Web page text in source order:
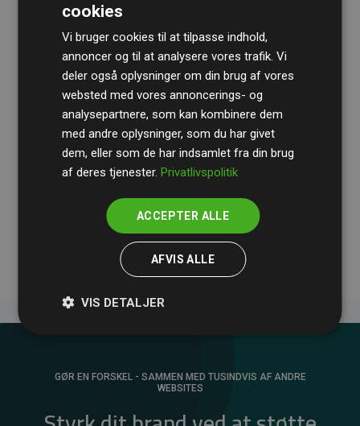
RevisionshusetBDOgennemgår løbende vores
beregninger og metode for at sikre gennemsigtighed
og pålidelighed.
Deres revision dokumenterer, at vores investeringer i
medlemmernes websites estimerede CO₂-
GØR EN FORSKEL - SAMMEN MED TUSINDVIS AF ANDRE
WEBSITES
cookies
Vi bruger cookies til at tilpasse indhold,
annoncer og til at analysere vores trafik. Vi
deler også oplysninger om din brug af vores
websted med vores annoncerings- og
analysepartnere, som kan kombinere dem
med andre oplysninger, som du har givet
dem, eller som de har indsamlet fra din brug
af deres tjenester.Privatlivspolitik
ACCEPTER ALLE
AFVIS ALLE
VIS DETALJER